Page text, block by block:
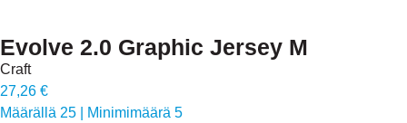
Evolve 2.0 Graphic Jersey M
Craft
27,26 €
Määrällä 25
Minimimäärä 5